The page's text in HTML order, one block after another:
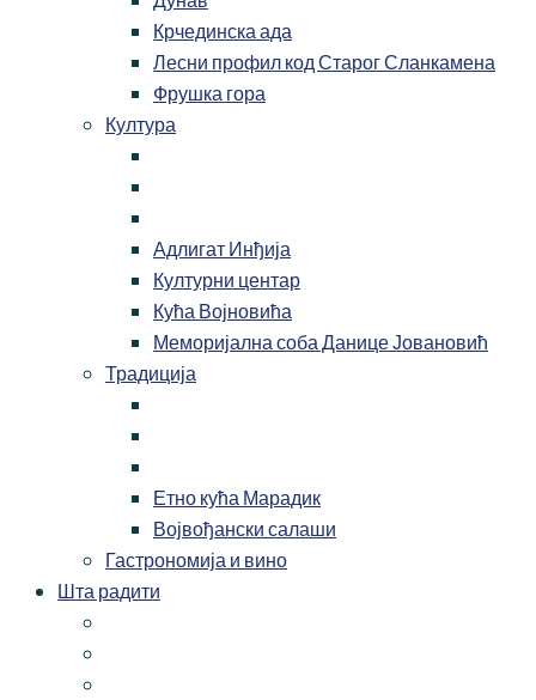
Крчединска ада
Лесни профил код Старог Сланкамена
Фрушка гора
Култура
Адлигат Инђија
Културни центар
Кућа Војновића
Меморијална соба Данице Јовановић
Традиција
Етно кућа Марадик
Војвођански салаши
Гастрономија и вино
Шта радити